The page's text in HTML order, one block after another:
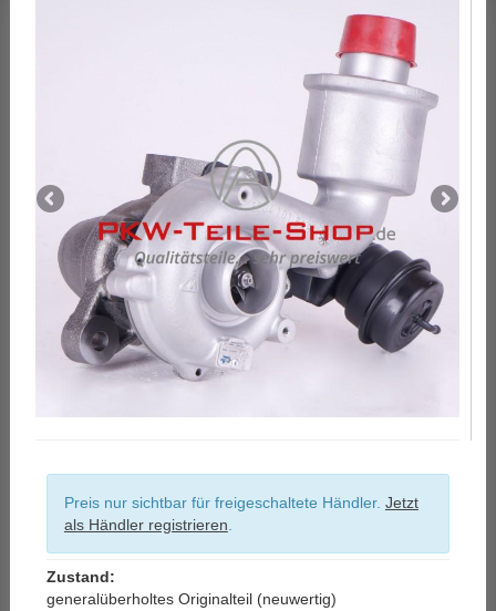
Preis nur sichtbar für freigeschaltete Händler. Jetzt
als Händler registrieren
Zustand:
generalüberholtes Originalteil (neuwertig)